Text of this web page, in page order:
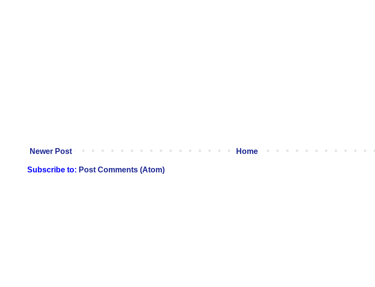
Newer Post Home
Subscribe to: Post Comments (Atom)